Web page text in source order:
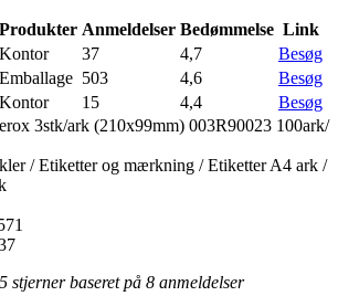
Produkter Anmeldelser Bedømmelse Link
Kontor 37 4,7
Besøg
Emballage 503 4,6
Besøg
Kontor 15 4,4
Besøg
3stk/ark (210x99mm) 003R90023 100ark/
/ Etiketter og mærkning / Etiketter A4 ark /
stjerner baseret på 8 anmeldelser